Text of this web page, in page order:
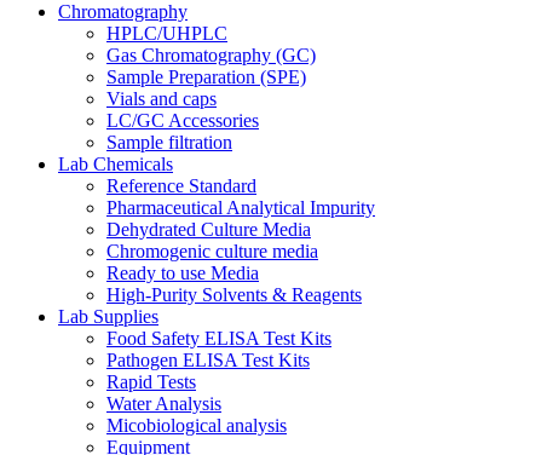
Chromatography
HPLC/UHPLC
Gas Chromatography (GC)
Sample Preparation (SPE)
Vials and caps
LC/GC Accessories
Sample filtration
Lab Chemicals
Reference Standard
Pharmaceutical Analytical Impurity
Dehydrated Culture Media
Chromogenic culture media
Ready to use Media
High-Purity Solvents & Reagents
Lab Supplies
Food Safety ELISA Test Kits
Pathogen ELISA Test Kits
Rapid Tests
Water Analysis
Micobiological analysis
Equipment